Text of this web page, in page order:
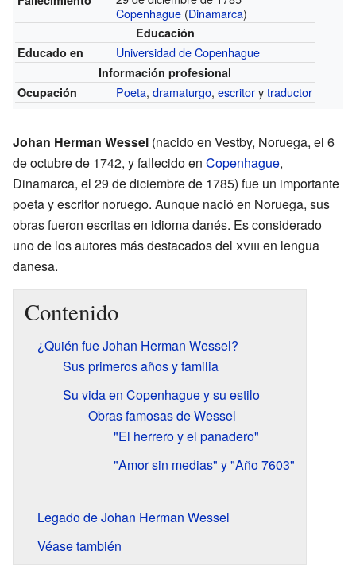
Copenhague (Dinamarca)
Educación
Educado en
Universidad de Copenhague
Información profesional
Ocupación
Poeta,dramaturgo,escritorytraductor
Johan Herman Wessel (nacido en Vestby, Noruega, el 6
de octubre de 1742, y fallecido en Copenhague,
Dinamarca, el 29 de diciembre de 1785) fue un importante
poeta y escritor noruego. Aunque nació en Noruega, sus
obras fueron escritas en idioma danés. Es considerado
uno de los autores más destacados del xviii en lengua
danesa.
Contenido
¿Quién fue Johan Herman Wessel?
Sus primeros años y familia
Su vida en Copenhague y su estilo
Obras famosas de Wessel
"El herrero y el panadero"
"Amor sin medias" y "Año 7603"
Legado de Johan Herman Wessel
Véase también